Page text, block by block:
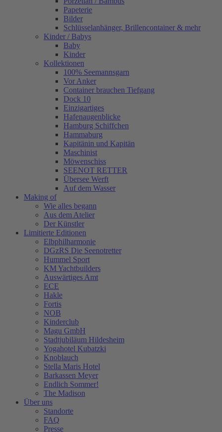
Papeterie
Bilder
Schlüsselanhänger, Brillencontainer & mehr
Kinder / Babys
Baby
Kinder
Kollektionen
100% Seemannsgarn
Vor Anker
Container brauchen Tiefgang
Dock 10
Einzigartiges
Hafenaugen­blicke
Hamburg Schiffchen
Hammaburg
Kapitänin und Kapitän
Maschinist
Möwenschiss
SEENOT RETTER
Übersee Werft
Auf dem Wasser
Making of
Wie alles begann
Aus dem Atelier
Der Künstler
Limitierte Editionen
Elbphilharmonie
DGzRS Die Seenotretter
Hummel Sport
KM Yachtbuilders
Auswärtiges Amt
ECE
Hakle
Fortis
NOB
Kinderclub
Magu GmbH
Stadtjubiläum Hildesheim
Yogahotel Kubatzki
Knoblauch
Stella Maris Hotel
Barkassen Meyer
Endlich Sommer!
The Madison
Über uns
Standorte
FAQ
Presse